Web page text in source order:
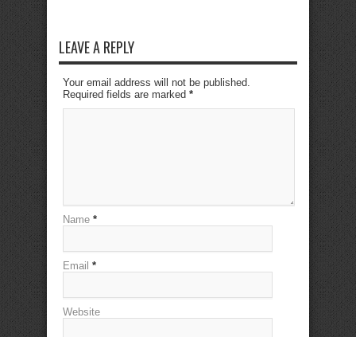
LEAVE A REPLY
Your email address will not be published.
Required fields are marked *
Name *
Email *
Website